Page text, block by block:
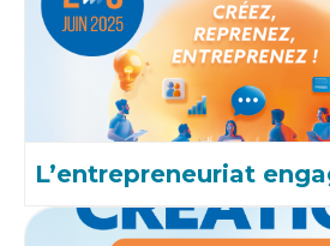
L’entrepreneuriat